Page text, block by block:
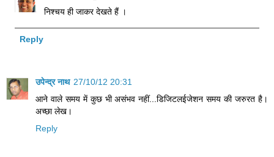
निश्चय ही जाकर देखते हैं ।
Reply
उपेन्द्र नाथ 27/10/12 20:31
आने वाले समय में कुछ भी असंभव नहीं...डिजिटलईजेशन समय की जरुरत है।
अच्छा लेख।
Reply